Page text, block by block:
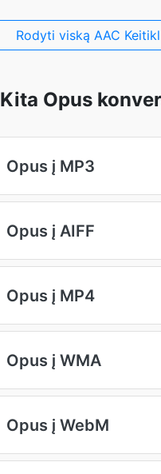
Rodyti viską AAC
Kita Opus
Opus į MP3
Opus į AIFF
Opus į MP4
Opus į WMA
Opus į WebM